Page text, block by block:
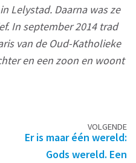
Lelystad. Daarna was ze
In september 2014 trad
van de Oud-Katholieke
en een zoon en woont
VOLGENDE
Er is maar één wereld:
Gods wereld. Een